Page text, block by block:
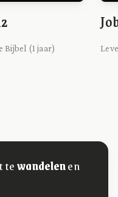
Bijbel (1 jaar)
tewandelenen